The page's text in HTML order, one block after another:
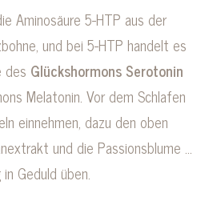
Aminosäure 5-HTP aus der
und bei 5-HTP handelt es
des Glückshormons Serotonin
Melatonin. Vor dem Schlafen
einnehmen, dazu den oben
und die Passionsblume …
Geduld üben.